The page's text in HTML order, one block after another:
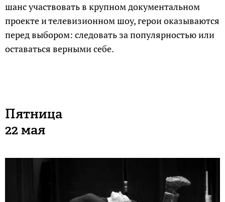
шанс участвовать в крупном документальном
проекте и телевизионном шоу, герои оказываются
перед выбором: следовать за популярностью или
оставаться верными себе.
Пятница
22 мая